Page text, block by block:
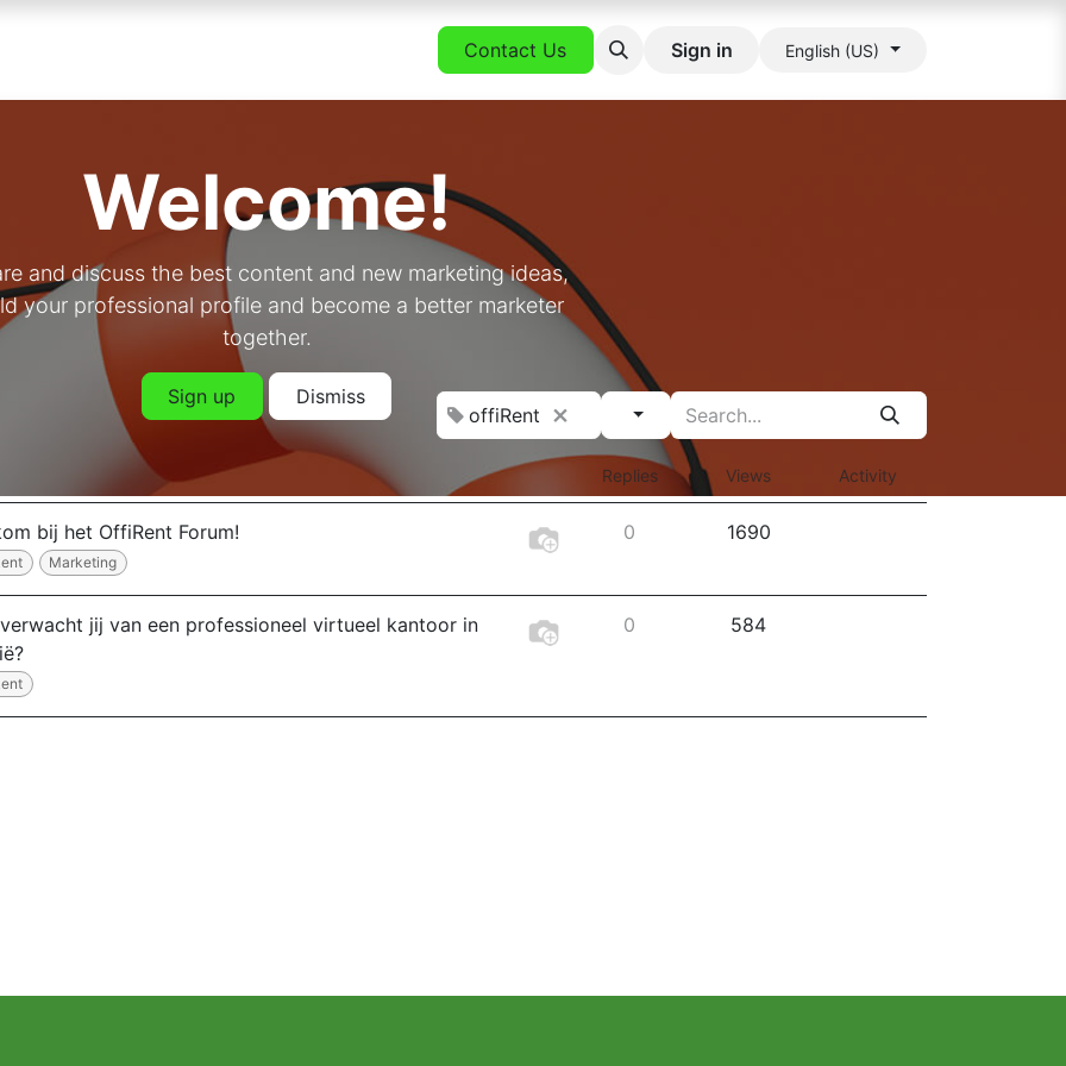
Contact Us Sign in English (US)
Welcome!
and discuss the best content and new marketing ideas,
your professional profile and become a better marketer
together.
Sign up Dismiss
offiRent
Replies Views Activity
bij het OffiRent Forum!
Marketing
0 1690
jij van een professioneel virtueel kantoor in
0 584